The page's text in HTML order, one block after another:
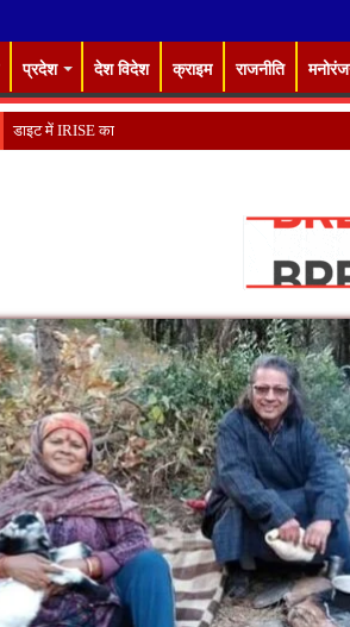
प्रदेश देश विदेश क्राइम राजनीति
डाइट में IRISE कार्यशाला का शुभारंभ, विज्ञान ए